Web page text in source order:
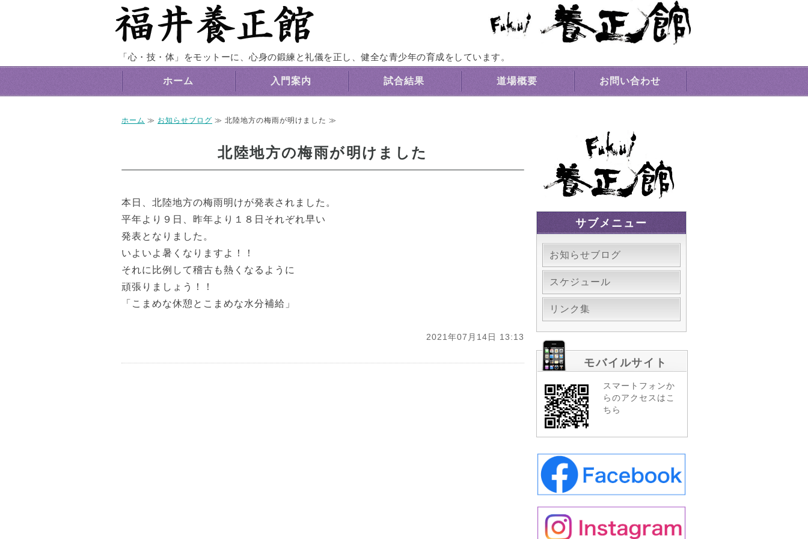
福井養正館｜心身の鍛練と礼儀を正す剣道道場｜敦賀市
「心・技・体」をモットーに、心身の鍛練と礼儀を正し、健全な青少年の育成をしています。
ホーム 入門案内 試合結果 道場概要 お問い合わせ
ホーム ≫ お知らせブログ ≫ 北陸地方の梅雨が明けました ≫
北陸地方の梅雨が明けました
本日、北陸地方の梅雨明けが発表されました。
平年より９日、昨年より１８日それぞれ早い
発表となりました。
いよいよ暑くなりますよ！！
それに比例して稽古も熱くなるように
頑張りましょう！！
「こまめな休憩とこまめな水分補給」
2021年07月14日 13:13
サブメニュー
お知らせブログ
スケジュール
リンク集
モバイルサイト
スマートフォンか
らのアクセスはこ
ちら